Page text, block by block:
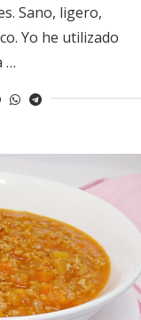
Sano, ligero,
Yo he utilizado
…